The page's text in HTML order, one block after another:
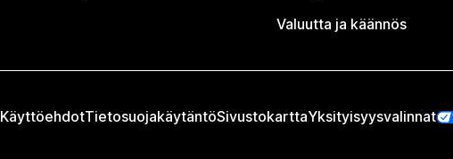
Valuutta ja käännös
KäyttöehdotTietosuojakäytäntöSivustokarttaYksityisyysvalinnat